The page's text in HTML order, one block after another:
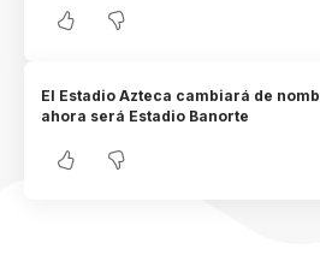
El Estadio Azteca cambiará de
ahora será Estadio Banorte